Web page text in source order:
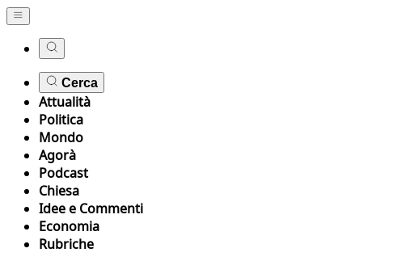
Cerca
Attualità
Politica
Mondo
Agorà
Podcast
Chiesa
Idee e Commenti
Economia
Rubriche